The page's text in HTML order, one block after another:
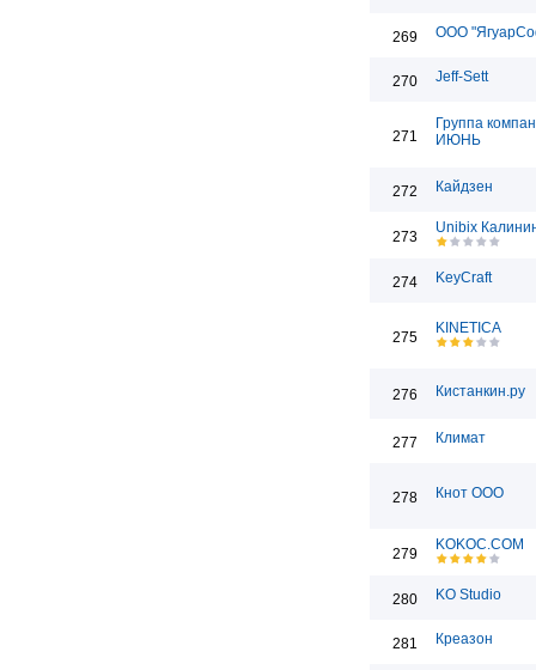
269 ООО
270 Jeff-Sett
271
Группа
ИЮНЬ
272 Кайдзен
273
Unibix
274 KeyCraft
275
KINETICA
276 Кистанкин.ру
277 Климат
278 Кнот ООО
279
KOKOC.COM
280 KO Studio
281 Креазон